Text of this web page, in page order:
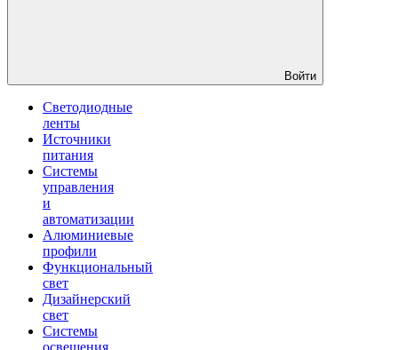
Войти
Светодиодные
ленты
Источники
питания
Системы
управления
и
автоматизации
Алюминиевые
профили
Функциональный
свет
Дизайнерский
свет
Системы
освещения